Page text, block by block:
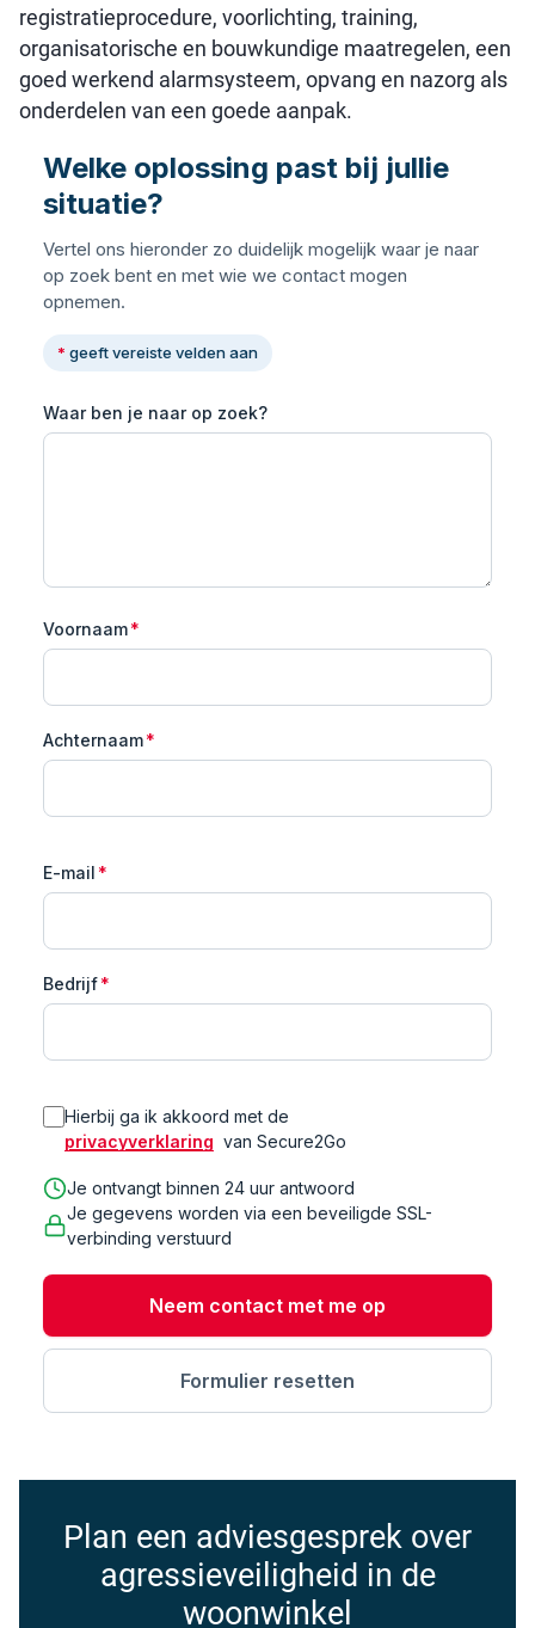
registratieprocedure, voorlichting, training,
organisatorische en bouwkundige maatregelen, een
goed werkend alarmsysteem, opvang en nazorg als
onderdelen van een goede aanpak.
Welke oplossing past bij jullie
situatie?
Vertel ons hieronder zo duidelijk mogelijk waar je naar
op zoek bent en met wie we contact mogen
opnemen.
* geeft vereiste velden aan
Waar ben je naar op zoek?
Voornaam*
Achternaam*
E-mail *
Bedrijf*
Hierbij ga ik akkoord met de
privacyverklaring van Secure2Go
Je ontvangt binnen 24 uur antwoord
Je gegevens worden via een beveiligde SSL-
verbinding verstuurd
Plan een adviesgesprek over
agressieveiligheid in de
woonwinkel